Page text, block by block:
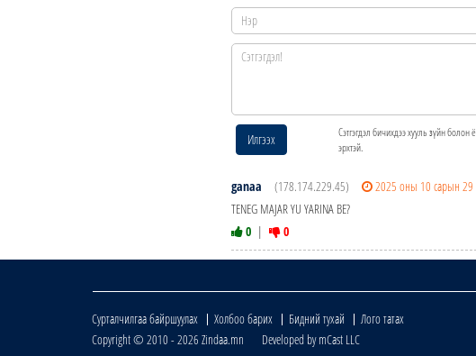
Илгээх
Сэтгэгдэл бичихдээ хууль зүйн болон
эрхтэй.
ganaa (178.174.229.45)
2025 оны 10 сарын 29
TENEG MAJAR YU YARINA BE?
0 | 0
Сурталчилгаа байршуулах Холбоо барих Бидний тухай
Лого татах
Copyright © 2010 - 2026 Zindaa.mn Developed by mCast LLC